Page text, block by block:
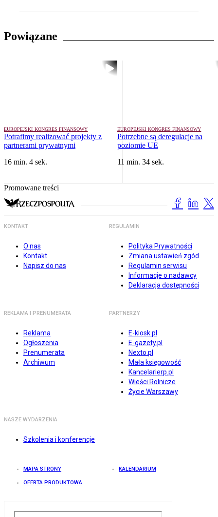
Powiązane
EUROPEJSKI KONGRES FINANSOWY
Potrafimy realizować projekty z
partnerami prywatnymi
16 min. 4 sek.
EUROPEJSKI KONGRES FINANSOWY
Potrzebne są deregulacje na
poziomie UE
11 min. 34 sek.
Promowane treści
KONTAKT
O nas
Kontakt
Napisz do nas
REGULAMIN
Polityka Prywatności
Zmiana ustawień zgód
Regulamin serwisu
Informacje o nadawcy
Deklaracja dostępności
REKLAMA I PRENUMERATA
Reklama
Ogłoszenia
Prenumerata
Archiwum
PARTNERZY
E-kiosk.pl
E-gazety.pl
Nexto.pl
Mała księgowość
Kancelarierp.pl
Wieści Rolnicze
Życie Warszawy
NASZE WYDARZENIA
Szkolenia i konferencje
MAPA STRONY KALENDARIUM
OFERTA PRODUKTOWA